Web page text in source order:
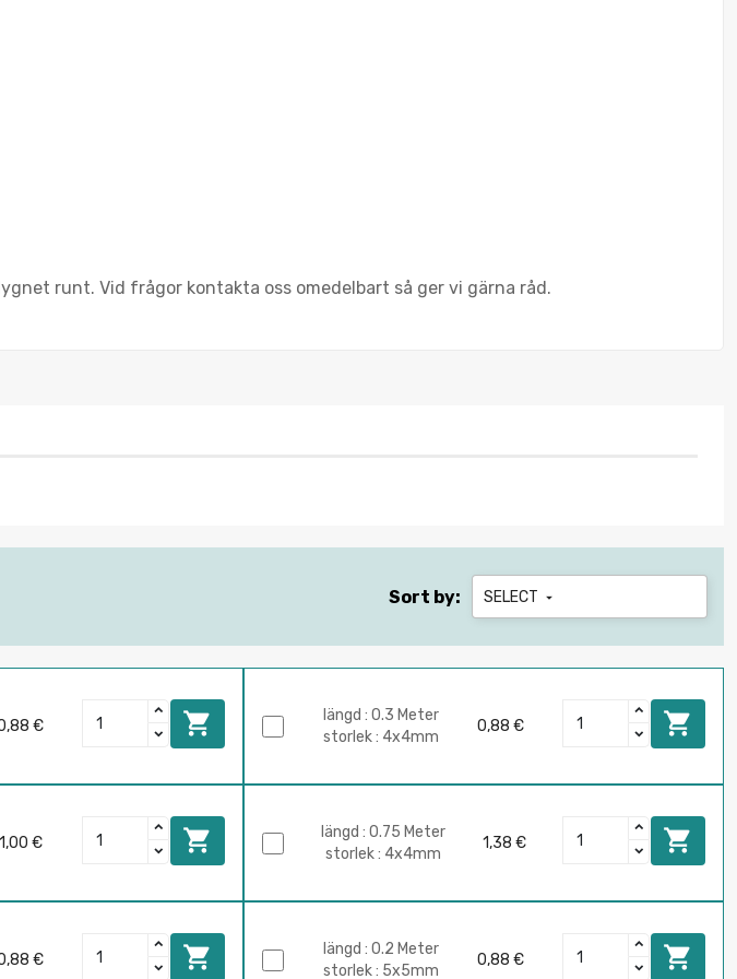
runt. Vid frågor kontakta oss omedelbart så ger vi gärna råd.
Sort by: SELECT 
€ 
längd : 0.3 Meter
storlek : 4x4mm
0,88 € 
1,00 € 
längd : 0.75 Meter
storlek : 4x4mm
1,38 € 
€ 
längd : 0.2 Meter
storlek : 5x5mm
0,88 € 